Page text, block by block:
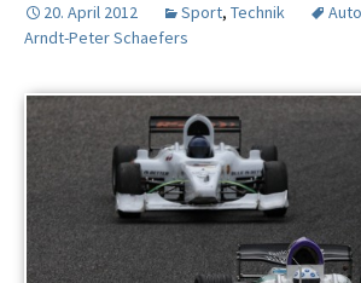
20. April 2012 Sport, Technik Auto
Arndt-Peter Schaefers